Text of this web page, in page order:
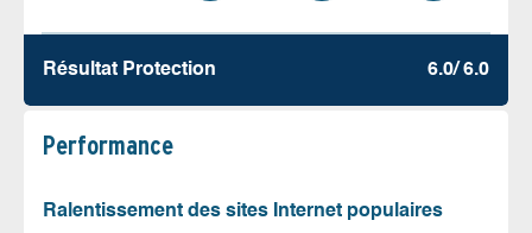
Résultat Protection 6.0/ 6.0
Performance
Ralentissement des sites Internet populaires